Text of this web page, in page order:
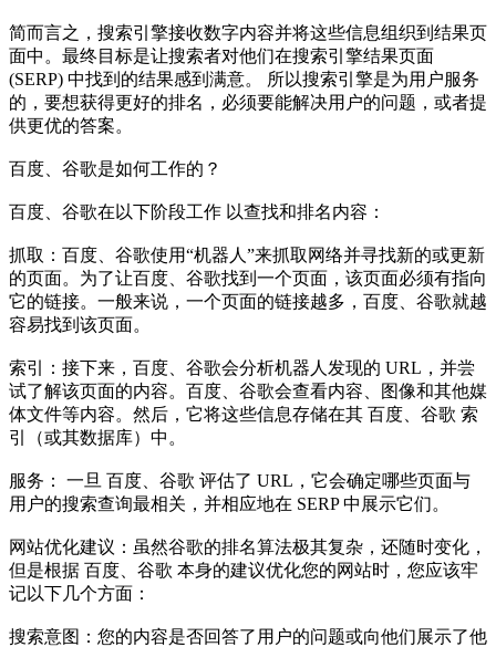
简而言之，搜索引擎接收数字内容并将这些信息组织到结果页
面中。最终目标是让搜索者对他们在搜索引擎结果页面
(SERP) 中找到的结果感到满意。 所以搜索引擎是为用户服务
的，要想获得更好的排名，必须要能解决用户的问题，或者提
供更优的答案。
百度、谷歌是如何工作的？
百度、谷歌在以下阶段工作 以查找和排名内容：
抓取： 百度、谷歌使用“机器人”来抓取网络并寻找新的或更新
的页面。为了让百度、谷歌找到一个页面，该页面必须有指向
它的链接。一般来说，一个页面的链接越多， 百度、谷歌就越
容易找到该页面。
索引：接下来， 百度、谷歌会分析机器人发现的 URL，并尝
试了解该页面的内容。 百度、谷歌会查看内容、图像和其他媒
体文件等内容。然后，它将这些信息存储在其 百度、谷歌 索
引（或其数据库）中。
服务： 一旦 百度、谷歌 评估了 URL，它会确定哪些页面与
用户的搜索查询最相关，并相应地在 SERP 中展示它们。
网站优化建议：虽然谷歌的排名算法极其复杂，还随时变化，
但是根据 百度、谷歌 本身的建议优化您的网站时，您应该牢
记以下几个方面：
搜索意图：您的内容是否回答了用户的问题或向他们展示了他